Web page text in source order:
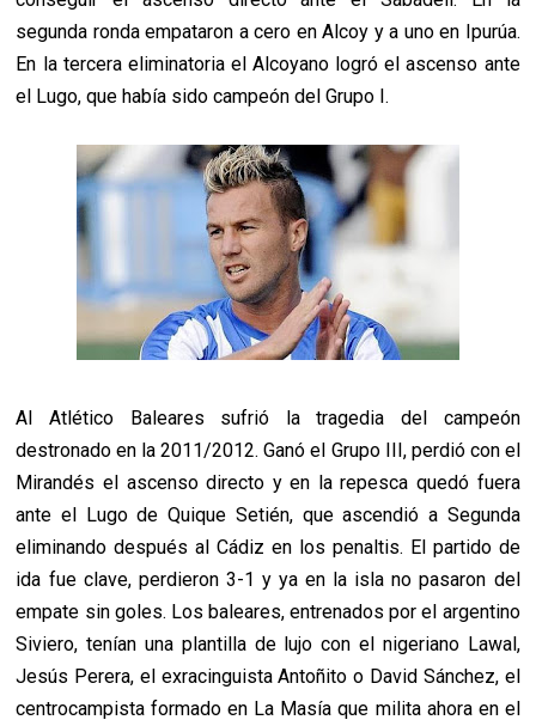
segunda ronda empataron a cero en Alcoy y a uno en Ipurúa.
En la tercera eliminatoria el Alcoyano logró el ascenso ante
el Lugo, que había sido campeón del Grupo I.
Al Atlético Baleares sufrió la tragedia del campeón
destronado en la 2011/2012. Ganó el Grupo III, perdió con el
Mirandés el ascenso directo y en la repesca quedó fuera
ante el Lugo de Quique Setién, que ascendió a Segunda
eliminando después al Cádiz en los penaltis. El partido de
ida fue clave, perdieron 3-1 y ya en la isla no pasaron del
empate sin goles. Los baleares, entrenados por el argentino
Siviero, tenían una plantilla de lujo con el nigeriano Lawal,
Jesús Perera, el exracinguista Antoñito o David Sánchez, el
centrocampista formado en La Masía que milita ahora en el